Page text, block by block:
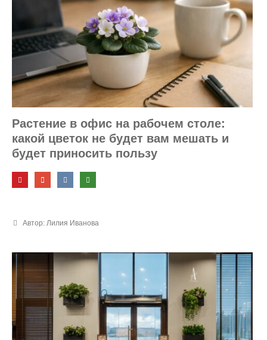
Растение в офис на рабочем столе:
какой цветок не будет вам мешать и
будет приносить пользу
Автор: Лилия Иванова
и идеи